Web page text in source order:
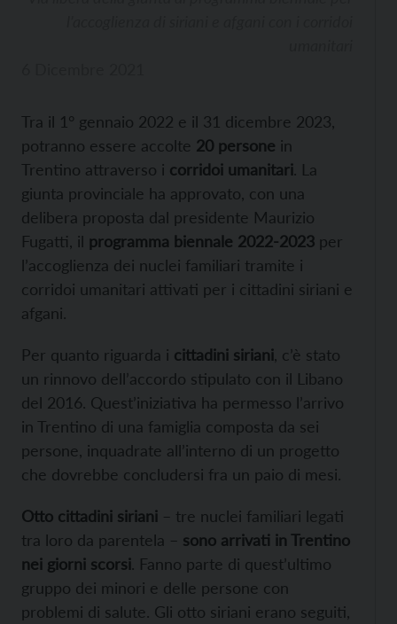
Tra il 1° gennaio 2022 e il 31 dicembre 2023,
potranno essere accolte 20 persone in
Trentino attraverso i corridoi umanitari. La
giunta provinciale ha approvato, con una
delibera proposta dal presidente Maurizio
Fugatti, il programma biennale 2022-2023 per
l’accoglienza dei nuclei familiari tramite i
corridoi umanitari attivati per i cittadini siriani e
afgani.
Per quanto riguarda i cittadini siriani , c’è stato
un rinnovo dell’accordo stipulato con il Libano
del 2016. Quest’iniziativa ha permesso l’arrivo
in Trentino di una famiglia composta da sei
persone, inquadrate all’interno di un progetto
che dovrebbe concludersi fra un paio di mesi.
Otto cittadini siriani – tre nuclei familiari legati
tra loro da parentela – sono arrivati in Trentino
nei giorni scorsi. Fanno parte di quest’ultimo
gruppo dei minori e delle persone con
problemi di salute. Gli otto siriani erano seguiti,